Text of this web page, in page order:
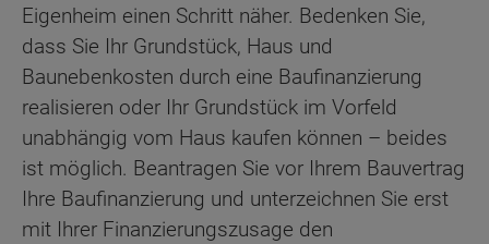
Eigenheim einen Schritt näher. Bedenken Sie,
dass Sie Ihr Grundstück, Haus und
Baunebenkosten durch eine Baufinanzierung
realisieren oder Ihr Grundstück im Vorfeld
unabhängig vom Haus kaufen können – beides
ist möglich. Beantragen Sie vor Ihrem Bauvertrag
Ihre Baufinanzierung und unterzeichnen Sie erst
mit Ihrer Finanzierungszusage den